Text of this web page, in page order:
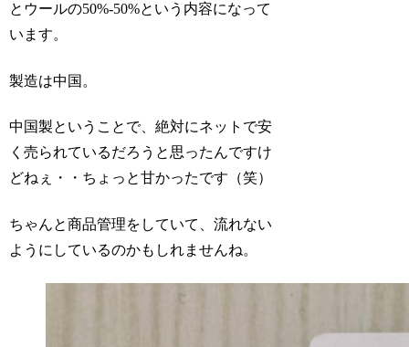
とウールの50%-50%という内容になって
います。
製造は中国。
中国製ということで、絶対にネットで安
く売られているだろうと思ったんですけ
どねぇ・・ちょっと甘かったです（笑）
ちゃんと商品管理をしていて、流れない
ようにしているのかもしれませんね。